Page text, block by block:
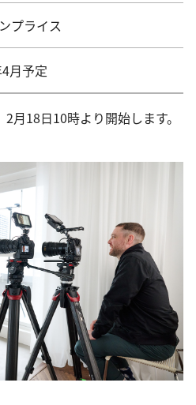
プライス
月予定
月18日10時より開始します。